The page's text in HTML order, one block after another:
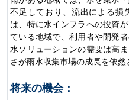
不足しており、流出による損
は、特に水インフラへの投資
ている地域で、利用者や開発
水ソリューションの需要は高
さが雨水収集市場の成長を依然
将来の機会：